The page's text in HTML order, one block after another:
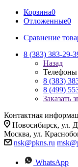
Корзина0
Отложенные0
Сравнение
8 (383) 383-29-
Назад
Телефоны
8 (383)
8 (499)
Заказать
Контактная
Новосибирск, ул.
Москва, ул.
nsk@pkns.ru
WhatsApp